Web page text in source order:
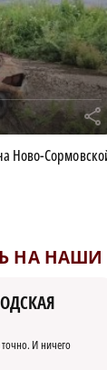
r
Ново-
НАШИ
И ничего